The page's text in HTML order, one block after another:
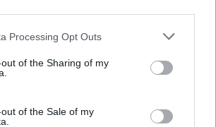
website/app uses one or more Google
visit or usage behaviour. You may click to
to Google and its third-party tags to
specified purposes in below Google
Processing Opt Outs
of the Sharing of my
of the Sale of my